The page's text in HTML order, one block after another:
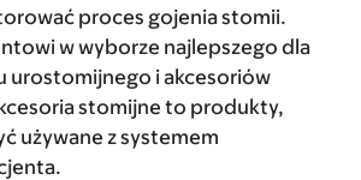
proces gojenia stomii.
w wyborze najlepszego dla
urostomijnego i akcesoriów
stomijne to produkty,
używane z systemem